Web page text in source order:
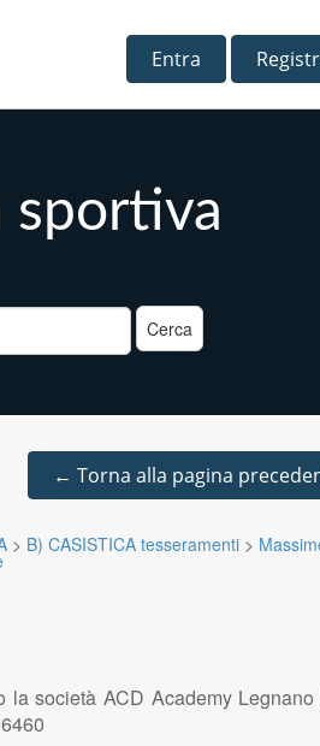
Entra
sportiva
← Torna alla pagina
> B) CASISTICA tesseramenti >
società ACD Academy Legnano